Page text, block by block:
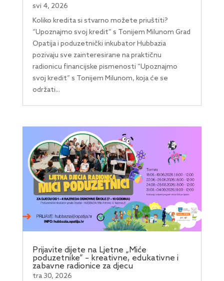
svi 4, 2026
Koliko kredita si stvarno možete priuštiti?
“Upoznajmo svoj kredit” s Tonijem Milunom Grad
Opatija i poduzetnički inkubator Hubbazia
pozivaju sve zainteresirane na praktičnu
radionicu financijske pismenosti “Upoznajmo
svoj kredit” s Tonijem Milunom, koja će se
održati...
Prijavite dijete na Ljetne „Miće
poduzetnike” – kreativne, edukativne i
zabavne radionice za djecu
tra 30, 2026